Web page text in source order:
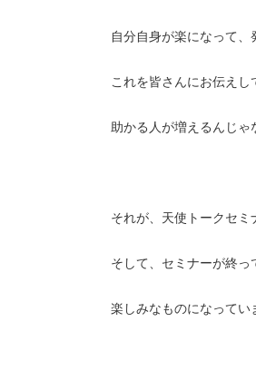
自分自身が楽になって、
これを皆さんにお伝えし
助かる人が増えるんじゃ
それが、天使トークセミ
そして、セミナーが終
楽しみなものになってい